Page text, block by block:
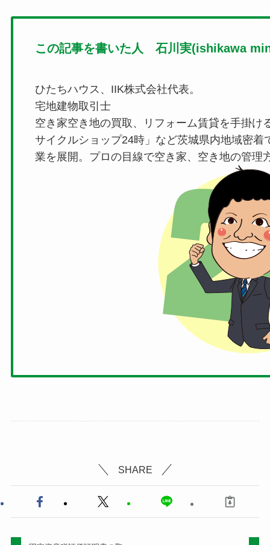
この記事を書いた人 石川実(ishikawa
ひたちハウス、IIK株式会社代表。
宅地建物取引士
空き家空き地の買取、リフォーム賃貸を手掛け
サイクルショップ24時」など茨城県内地域密
業を展開。プロの目線で空き家、空き地の管理
SHARE